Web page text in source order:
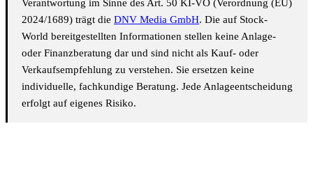
Verantwortung im Sinne des Art. 50 KI-VO (Verordnung (EU)
2024/1689) trägt die DNV Media GmbH. Die auf Stock-
World bereitgestellten Informationen stellen keine Anlage-
oder Finanzberatung dar und sind nicht als Kauf- oder
Verkaufsempfehlung zu verstehen. Sie ersetzen keine
individuelle, fachkundige Beratung. Jede Anlageentscheidung
erfolgt auf eigenes Risiko.